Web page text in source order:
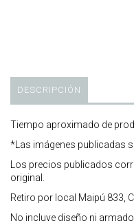
DESCRIPCIÓN
Tiempo aproximado de
*Las imágenes publicadas
Los precios publicados
original.
Retiro por local Maipú 833,
No incluye diseño ni armado